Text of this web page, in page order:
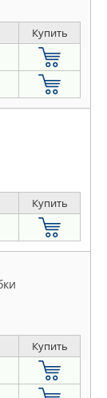
Купить
Купить
Купить